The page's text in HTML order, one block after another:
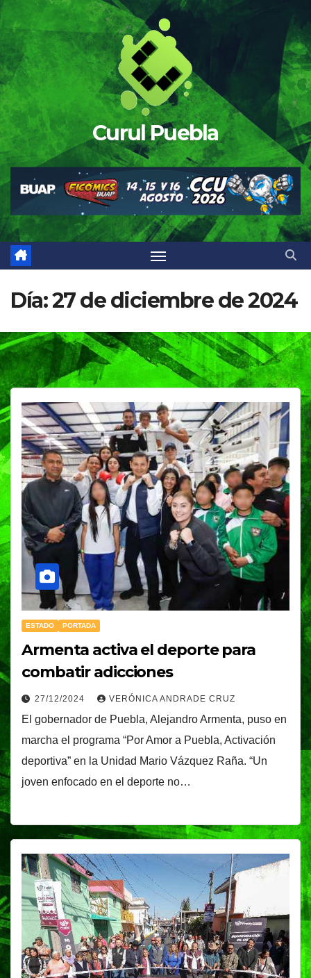
Saltar
al
contenido
Curul Puebla
Día:27 de diciembre de 2024
ESTADO PORTADA
Armenta activa el deporte para
combatir adicciones
27/12/2024 VERÓNICA ANDRADE CRUZ
El gobernador de Puebla, Alejandro Armenta, puso en
marcha el programa “Por Amor a Puebla, Activación
deportiva” en la Unidad Mario Vázquez Raña. “Un
joven enfocado en el deporte no…